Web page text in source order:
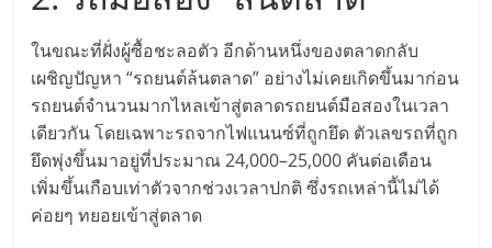
เปิด
ร้าน
ปรึกษา
ฟรี,
ในขณะที่ฝั่งผู้ซื้อชะลอตัว อีกด้านหนึ่งของตลาดกลับ
เผชิญปัญหา “รถยนต์ล้นตลาด” อย่างไม่เคยเกิดขึ้นมาก่อน
รถยนต์จำนวนมากไหลเข้าสู่ตลาดรถยนต์มือสองในเวลา
เดียวกัน โดยเฉพาะรถจากไฟแนนซ์ที่ถูกยึด ตัวเลขรถที่ถูก
ยึดพุ่งขึ้นมาอยู่ที่ประมาณ 24,000–25,000 คันต่อเดือน
เพิ่มขึ้นเกือบเท่าตัวจากช่วงเวลาปกติ ซึ่งรถเหล่านี้ไม่ได้
ค่อยๆ ทยอยเข้าสู่ตลาด